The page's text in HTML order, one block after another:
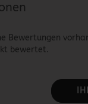
Bewertungen
bewertet.